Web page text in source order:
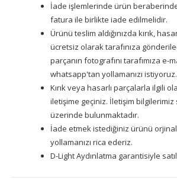
İade işlemlerinde ürün
fatura ile birlikte iade edilmelidir.
Ürünü teslim aldığınızda kırık,
ücretsiz olarak tarafınıza
parçanın fotografını tarafımıza e-
whatsapp'tan yollamanızı
Kırık veya hasarlı parçalarla ilgili
iletişime geçiniz. İletişim
üzerinde bulunmaktadır.
İade etmek istediğiniz ürünü
yollamanızı rica ederiz.
D-Light Aydınlatma garantisiyle